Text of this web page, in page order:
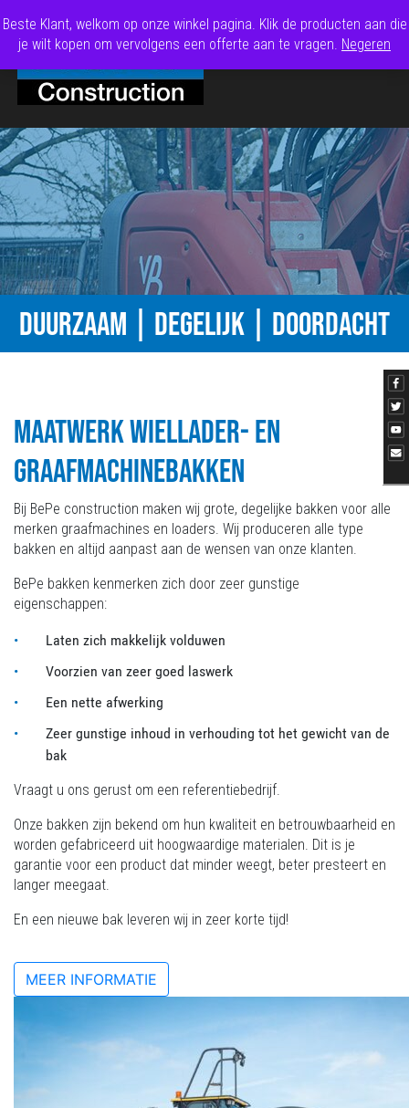
DUURZAAM | DEGELIJK | DOORDACHT
MAATWERK WIELLADER- EN
GRAAFMACHINEBAKKEN
Bij BePe construction maken wij grote, degelijke bakken voor alle
merken graafmachines en loaders. Wij produceren alle type
bakken en altijd aanpast aan de wensen van onze klanten.
BePe bakken kenmerken zich door zeer gunstige
eigenschappen:
Laten zich makkelijk volduwen
Voorzien van zeer goed laswerk
Een nette afwerking
Zeer gunstige inhoud in verhouding tot het gewicht van de
bak
Vraagt u ons gerust om een referentiebedrijf.
Onze bakken zijn bekend om hun kwaliteit en betrouwbaarheid en
worden gefabriceerd uit hoogwaardige materialen. Dit is je
garantie voor een product dat minder weegt, beter presteert en
langer meegaat.
En een nieuwe bak leveren wij in zeer korte tijd!
MEER INFORMATIE
Beste Klant, welkom op onze winkel pagina. Klik de producten aan die
je wilt kopen om vervolgens een offerte aan te vragen. Negeren